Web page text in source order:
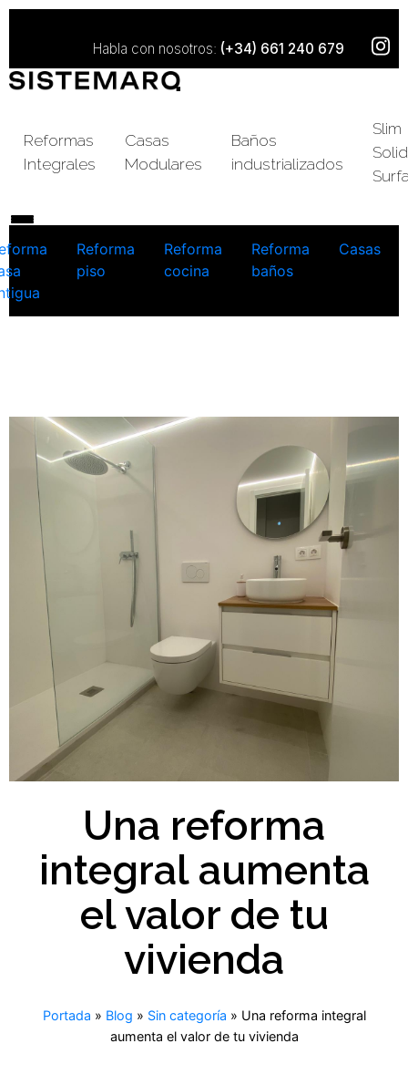
Habla con nosotros: (+34) 661 240 679
Reformas
Integrales
Casas
Modulares
Baños
industrializados
Slim
Solid
Reforma
piso
Reforma
cocina
Reforma
baños
Casas
Una reforma
integral aumenta
el valor de tu
vivienda
Portada » Blog » Sin categoría » Una reforma integral
aumenta el valor de tu vivienda